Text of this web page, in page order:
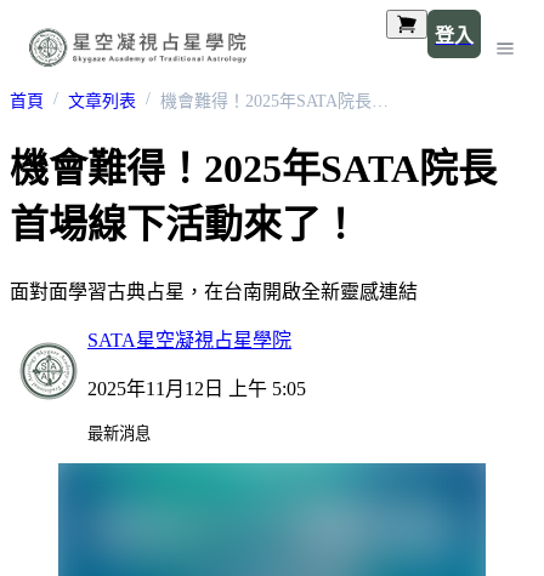
登入
首頁 文章列表 機會難得！2025年SATA院長首場線下活動來了！
機會難得！2025年SATA院長
首場線下活動來了！
面對面學習古典占星，在台南開啟全新靈感連結
SATA星空凝視占星學院
2025年11月12日 上午 5:05
最新消息